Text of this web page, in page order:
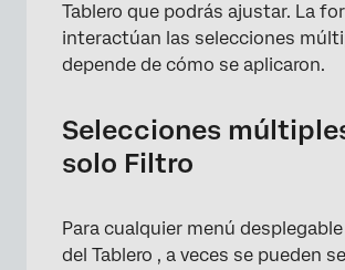
Tablero que podrás ajustar. La
interactúan las selecciones
depende de cómo se aplicaron.
Selecciones
solo Filtro
Para cualquier menú
del Tablero , a veces se pueden